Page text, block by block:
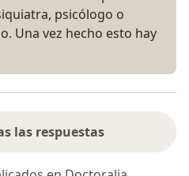
psicólogo o
Una vez hecho esto hay
las respuestas